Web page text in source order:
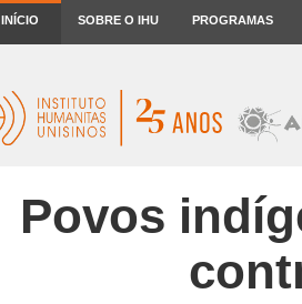
INÍCIO SOBRE O IHU PROGRAMAS
Povos